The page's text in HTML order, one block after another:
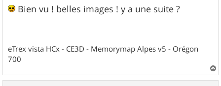
s Bien vu ! belles images ! y a une suite ?
eTrex vista HCx - CE3D - Memorymap Alpes v5 - Orégon
700
a